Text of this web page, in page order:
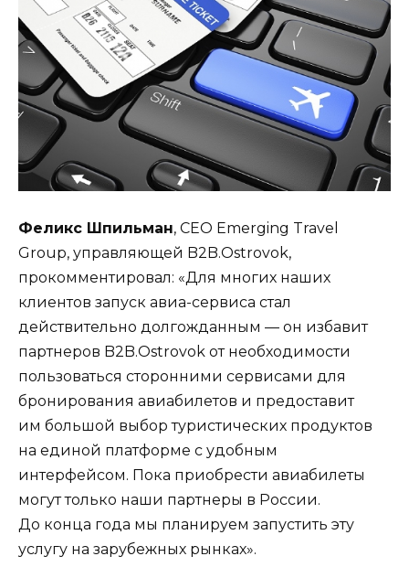
Феликс Шпильман, CEO Emerging Travel
Group, управляющей B2B.Ostrovok,
прокомментировал: «Для многих наших
клиентов запуск авиа-сервиса стал
действительно долгожданным — он избавит
партнеров B2B.Ostrovok от необходимости
пользоваться сторонними сервисами для
бронирования авиабилетов и предоставит
им большой выбор туристических продуктов
на единой платформе с удобным
интерфейсом. Пока приобрести авиабилеты
могут только наши партнеры в России.
До конца года мы планируем запустить эту
услугу на зарубежных рынках».